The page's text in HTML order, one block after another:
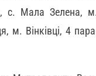
с. Мала Зелена,
Вінківці, 4